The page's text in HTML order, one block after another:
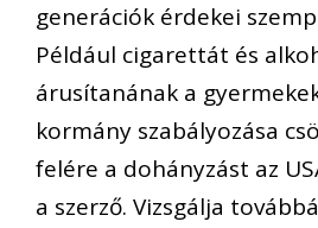
generációk érdekei
Például cigarettát és
árusítanának a
kormány szabályozása
felére a dohányzást az
a szerző. Vizsgálja